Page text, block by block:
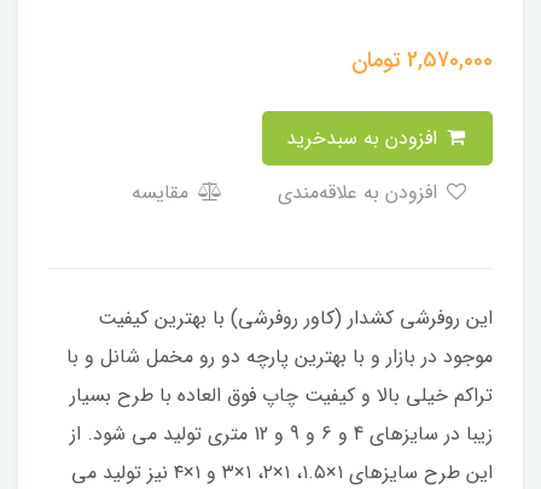
2,570,000تومان
مقایسه
​​​​این روفرشی کشدار (کاور روفرشی) با بهترین کیفیت
موجود در بازار و با بهترین پارچه دو رو مخمل شانل و با
تراکم خیلی بالا و کیفیت چاپ فوق العاده با طرح بسیار
زیبا در سایزهای 4 و 6 و 9 و 12 متری تولید می شود. از
این طرح سایزهای ۱×۱.۵، ۱×۲، ۱×۳ و ۱×۴ نیز تولید می